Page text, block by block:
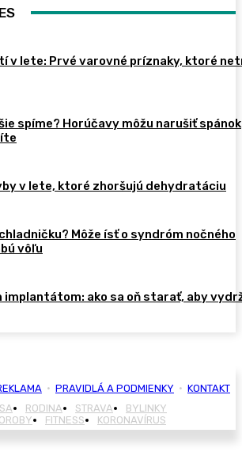
v lete: Prvé varovné príznaky, ktoré
spíme? Horúčavy môžu narušiť spánok
v lete, ktoré zhoršujú dehydratáciu
Môže ísť o syndróm nočného
vôľu
implantátom: ako sa oň starať, aby
• PRAVIDLÁ A PODMIENKY • KONTAKT
RODINA STRAVA
BYLINKY
FITNESS KORONAVÍRUS